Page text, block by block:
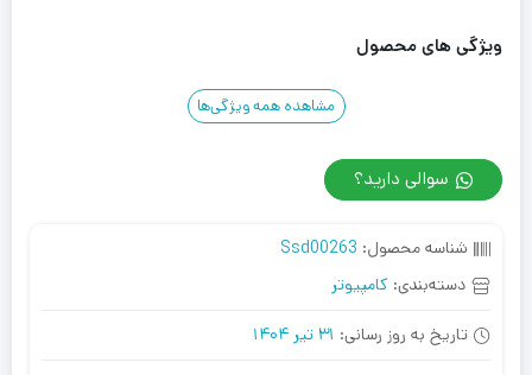
ویژگی های محصول
مشاهده همه ویژگی‌ها
سوالی دارید؟
شناسه محصول: Ssd00263
دسته‌بندی: کامپیوتر
تاریخ به روز رسانی: 31 تیر 1404